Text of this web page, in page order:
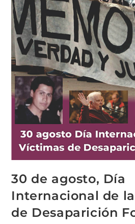
30 de agosto, Día
Internacional de
de Desaparición